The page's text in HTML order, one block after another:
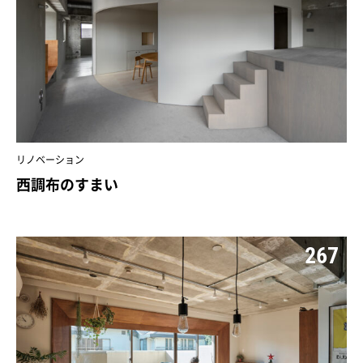
リノベーション
西調布のすまい
267